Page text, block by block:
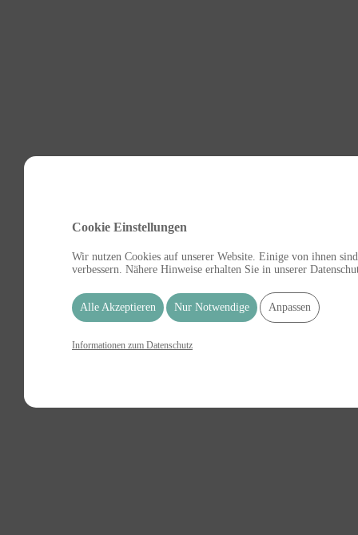
Cookie Einstellungen
Wir nutzen Cookies auf unserer Website. Einige von ihnen
verbessern. Nähere Hinweise erhalten Sie in unserer
Alle Akzeptieren Nur Notwendige Anpassen
Informationen zum Datenschutz